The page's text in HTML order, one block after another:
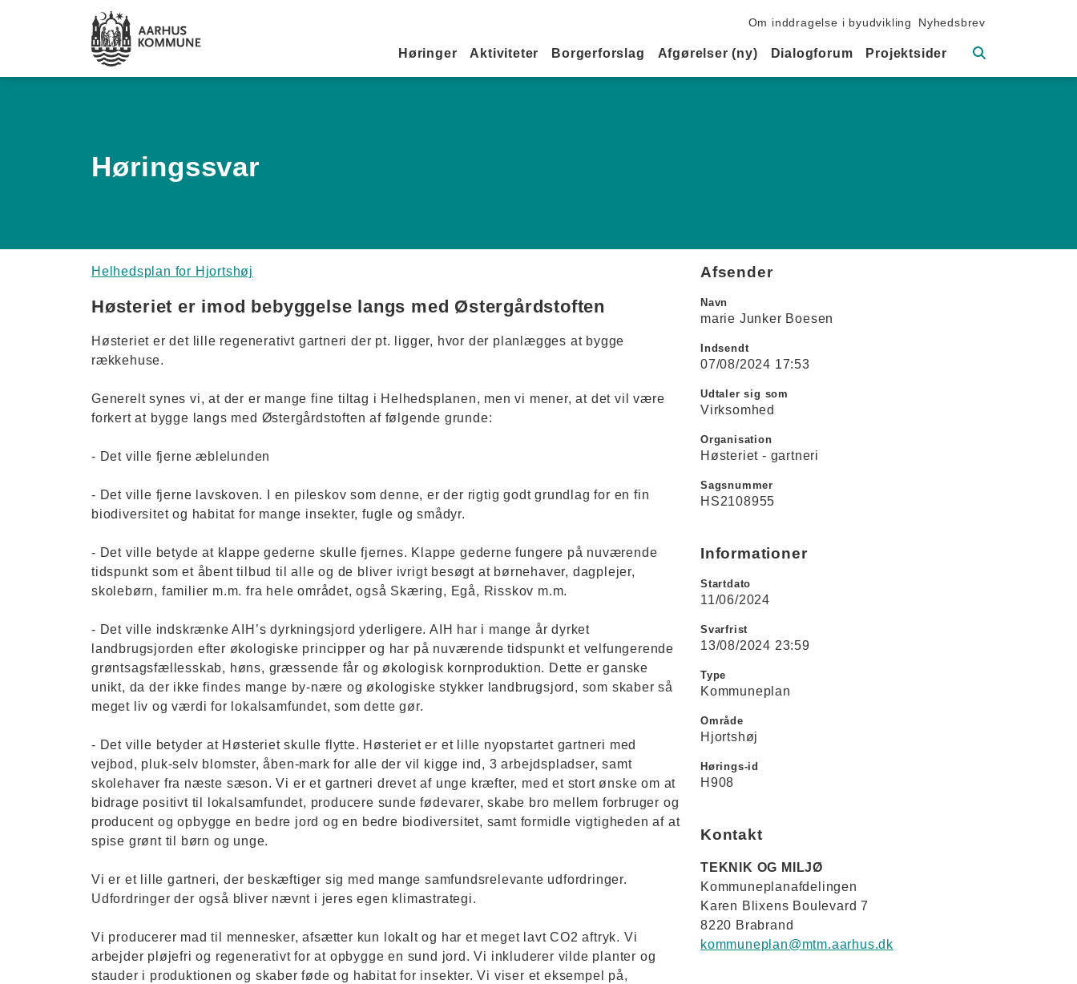
Sekundær navigation
Om inddragelse i byudvikling Nyhedsbrev
Primær navigation
Høringer Aktiviteter Borgerforslag Afgørelser (ny) Dialogforum Projektsider
Høringssvar
Helhedsplan for Hjortshøj
Høsteriet er imod bebyggelse langs med Østergårdstoften
Høsteriet er det lille regenerativt gartneri der pt. ligger, hvor der planlægges at bygge
rækkehuse.
Generelt synes vi, at der er mange fine tiltag i Helhedsplanen, men vi mener, at det vil være
forkert at bygge langs med Østergårdstoften af følgende grunde:
- Det ville fjerne æblelunden
- Det ville fjerne lavskoven. I en pileskov som denne, er der rigtig godt grundlag for en fin
biodiversitet og habitat for mange insekter, fugle og smådyr.
- Det ville betyde at klappe gederne skulle fjernes. Klappe gederne fungere på nuværende
tidspunkt som et åbent tilbud til alle og de bliver ivrigt besøgt at børnehaver, dagplejer,
skolebørn, familier m.m. fra hele området, også Skæring, Egå, Risskov m.m.
- Det ville indskrænke AIH’s dyrkningsjord yderligere. AIH har i mange år dyrket
landbrugsjorden efter økologiske principper og har på nuværende tidspunkt et velfungerende
grøntsagsfællesskab, høns, græssende får og økologisk kornproduktion. Dette er ganske
unikt, da der ikke findes mange by-nære og økologiske stykker landbrugsjord, som skaber så
meget liv og værdi for lokalsamfundet, som dette gør.
- Det ville betyder at Høsteriet skulle flytte. Høsteriet er et lille nyopstartet gartneri med
vejbod, pluk-selv blomster, åben-mark for alle der vil kigge ind, 3 arbejdspladser, samt
skolehaver fra næste sæson. Vi er et gartneri drevet af unge kræfter, med et stort ønske om at
bidrage positivt til lokalsamfundet, producere sunde fødevarer, skabe bro mellem forbruger og
producent og opbygge en bedre jord og en bedre biodiversitet, samt formidle vigtigheden af at
spise grønt til børn og unge.
Vi er et lille gartneri, der beskæftiger sig med mange samfundsrelevante udfordringer.
Udfordringer der også bliver nævnt i jeres egen klimastrategi.
Vi producerer mad til mennesker, afsætter kun lokalt og har et meget lavt CO2 aftryk. Vi
arbejder pløjefri og regenerativt for at opbygge en sund jord. Vi inkluderer vilde planter og
stauder i produktionen og skaber føde og habitat for insekter. Vi viser et eksempel på,
Afsender
Navn
marie Junker Boesen
Indsendt
07/08/2024 17:53
Udtaler sig som
Virksomhed
Organisation
Høsteriet - gartneri
Sagsnummer
HS2108955
Informationer
Startdato
11/06/2024
Svarfrist
13/08/2024 23:59
Type
Kommuneplan
Område
Hjortshøj
Hørings-id
H908
Kontakt
TEKNIK OG MILJØ
Kommuneplanafdelingen
Karen Blixens Boulevard 7
8220 Brabrand
kommuneplan@mtm.aarhus.dk